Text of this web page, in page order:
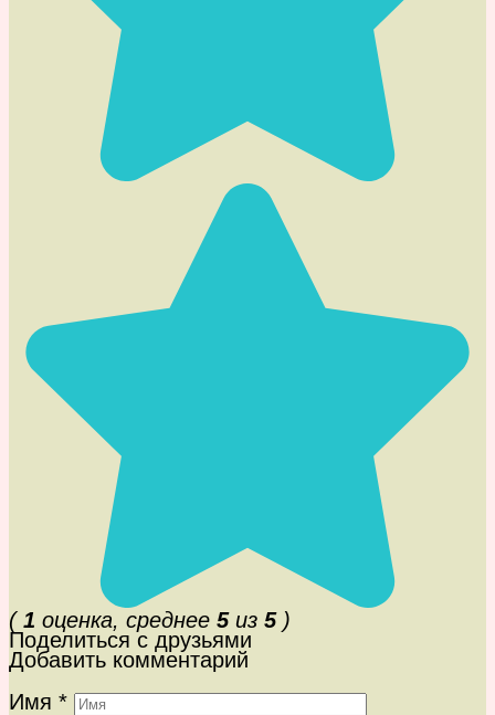
( 1 оценка, среднее 5из 5)
Поделиться с друзьями
Добавить комментарий
Имя *